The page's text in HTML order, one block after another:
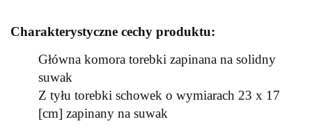
Charakterystyczne cechy produktu:
Główna komora torebki zapinana na solidny
suwak
Z tyłu torebki schowek o wymiarach 23 x 17
[cm] zapinany na suwak